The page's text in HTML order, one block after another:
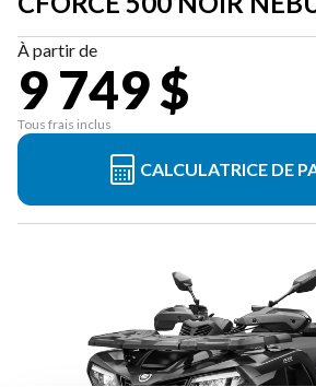
À partir de
9 749 $
Tous frais inclus
CALCULATRICE DE